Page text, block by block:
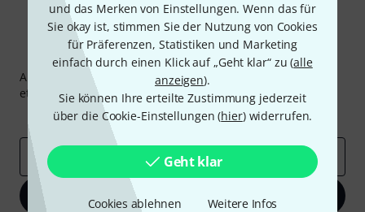
und das Merken von Einstellungen. Wenn das für
Sie okay ist, stimmen Sie der Nutzung von Cookies
für Präferenzen, Statistiken und Marketing
einfach durch einen Klick auf „Geht klar“ zu (alle
anzeigen).
Sie können Ihre erteilte Zustimmung jederzeit
über die Cookie-Einstellungen (hier) widerrufen.
Geht klar
Cookies ablehnen Weitere Infos
Thomann Newsletter
Abonniere den Thomann Newsletter und gewinne mit
etwas Glück einen von 50 Gutscheinenüber jeweils50€
Inspirierende Beiträge
Deals Thomann Insights
E-Mail-Adresse
Jetzt anmelden